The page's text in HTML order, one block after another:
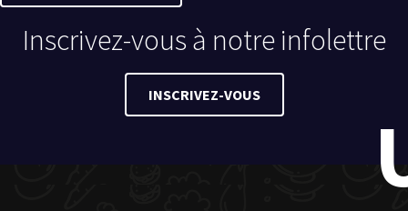
Inscrivez-vous à notre infolettre
INSCRIVEZ-VOUS